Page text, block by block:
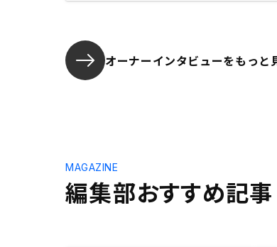
オーナーインタビューをもっと
編集部おすすめ記事
MAGAZINE